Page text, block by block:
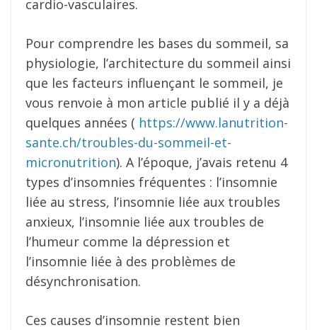
cardio-vasculaires.
Pour comprendre les bases du sommeil, sa
physiologie, l’architecture du sommeil ainsi
que les facteurs influençant le sommeil, je
vous renvoie à mon article publié il y a déjà
quelques années ( https://www.lanutrition-
sante.ch/troubles-du-sommeil-et-
micronutrition). A l’époque, j’avais retenu 4
types d’insomnies fréquentes : l’insomnie
liée au stress, l’insomnie liée aux troubles
anxieux, l’insomnie liée aux troubles de
l’humeur comme la dépression et
l’insomnie liée à des problèmes de
désynchronisation.
Ces causes d’insomnie restent bien